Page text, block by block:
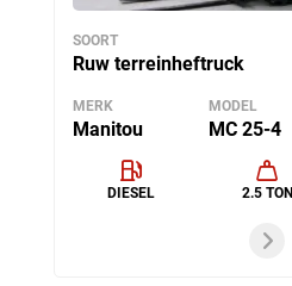
SOORT
Ruw terreinheftruck
MERK
Manitou
MODEL
MC 25-4
DIESEL 2.5 TON